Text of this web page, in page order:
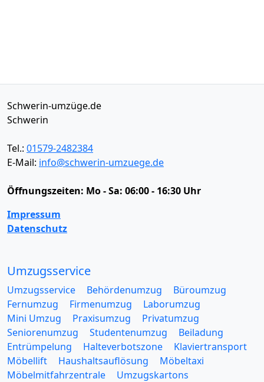
Schwerin-umzüge.de
Schwerin
Tel.: 01579-2482384
E-Mail: info@schwerin-umzuege.de
Öffnungszeiten: Mo - Sa: 06:00 - 16:30 Uhr
Impressum
Datenschutz
Umzugsservice
Umzugsservice Behördenumzug
Büroumzug
Fernumzug
Firmenumzug
Laborumzug
Mini Umzug
Praxisumzug
Privatumzug
Seniorenumzug
Studentenumzug
Beiladung
Entrümpelung
Halteverbotszone
Klaviertransport
Möbellift
Haushaltsauflösung
Möbeltaxi
Möbelmitfahrzentrale
Umzugskartons